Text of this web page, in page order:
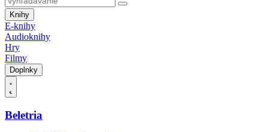
Knihy
E-knihy
Audioknihy
Hry
Filmy
Doplnky
Beletria